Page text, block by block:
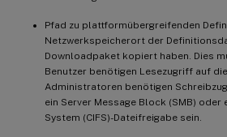
Pfad zu plattformübergreifenden
Netzwerkspeicherort der
Downloadpaket kopiert haben. Dies
Benutzer benötigen Lesezugriff auf
Administratoren benötigen
ein Server Message Block (SMB) oder
System (CIFS)-Dateifreigabe sein.